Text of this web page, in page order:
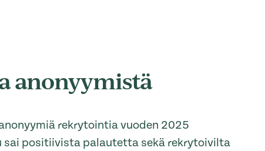
anonyymistä
rekrytointia vuoden 2025
sai positiivista palautetta sekä rekrytoivilta